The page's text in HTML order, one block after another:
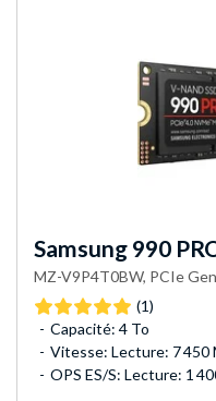
Samsung 990
MZ-V9P4T0BW, PCIe
(1)
Capacité: 4 To
Vitesse: Lecture: 7 450
OPS ES/S: Lecture: 1